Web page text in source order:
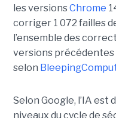
les versionsChrome
corriger 1 072 failles
l’ensemble des
versions précédentes
selon
Selon Google, l’IA est
niveaux du cycle de